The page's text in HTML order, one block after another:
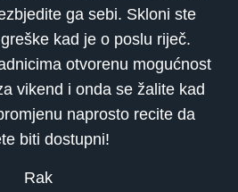
ga sebi. Skloni ste
kad je o poslu riječ.
otvorenu mogućnost
vikend i onda se žalite kad
naprosto recite da
biti dostupni!
Rak